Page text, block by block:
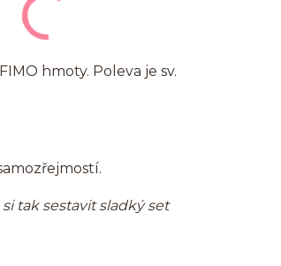
hmoty. Poleva je sv.
tak sestavit sladký set